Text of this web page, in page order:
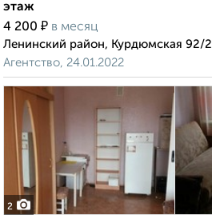
этаж
4 200 ₽ в месяц
Ленинский район, Курдюмская 92/2
Агентство, 24.01.2022
2